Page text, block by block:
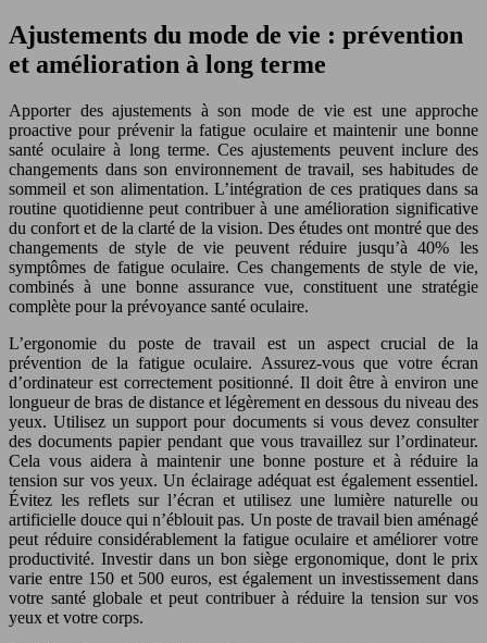
Ajustements du mode de vie : prévention
et amélioration à long terme
Apporter des ajustements à son mode de vie est une approche
proactive pour prévenir la fatigue oculaire et maintenir une bonne
santé oculaire à long terme. Ces ajustements peuvent inclure des
changements dans son environnement de travail, ses habitudes de
sommeil et son alimentation. L’intégration de ces pratiques dans sa
routine quotidienne peut contribuer à une amélioration significative
du confort et de la clarté de la vision. Des études ont montré que des
changements de style de vie peuvent réduire jusqu’à 40% les
symptômes de fatigue oculaire. Ces changements de style de vie,
combinés à une bonne assurance vue, constituent une stratégie
complète pour la prévoyance santé oculaire.
L’ergonomie du poste de travail est un aspect crucial de la
prévention de la fatigue oculaire. Assurez-vous que votre écran
d’ordinateur est correctement positionné. Il doit être à environ une
longueur de bras de distance et légèrement en dessous du niveau des
yeux. Utilisez un support pour documents si vous devez consulter
des documents papier pendant que vous travaillez sur l’ordinateur.
Cela vous aidera à maintenir une bonne posture et à réduire la
tension sur vos yeux. Un éclairage adéquat est également essentiel.
Évitez les reflets sur l’écran et utilisez une lumière naturelle ou
artificielle douce qui n’éblouit pas. Un poste de travail bien aménagé
peut réduire considérablement la fatigue oculaire et améliorer votre
productivité. Investir dans un bon siège ergonomique, dont le prix
varie entre 150 et 500 euros, est également un investissement dans
votre santé globale et peut contribuer à réduire la tension sur vos
yeux et votre corps.